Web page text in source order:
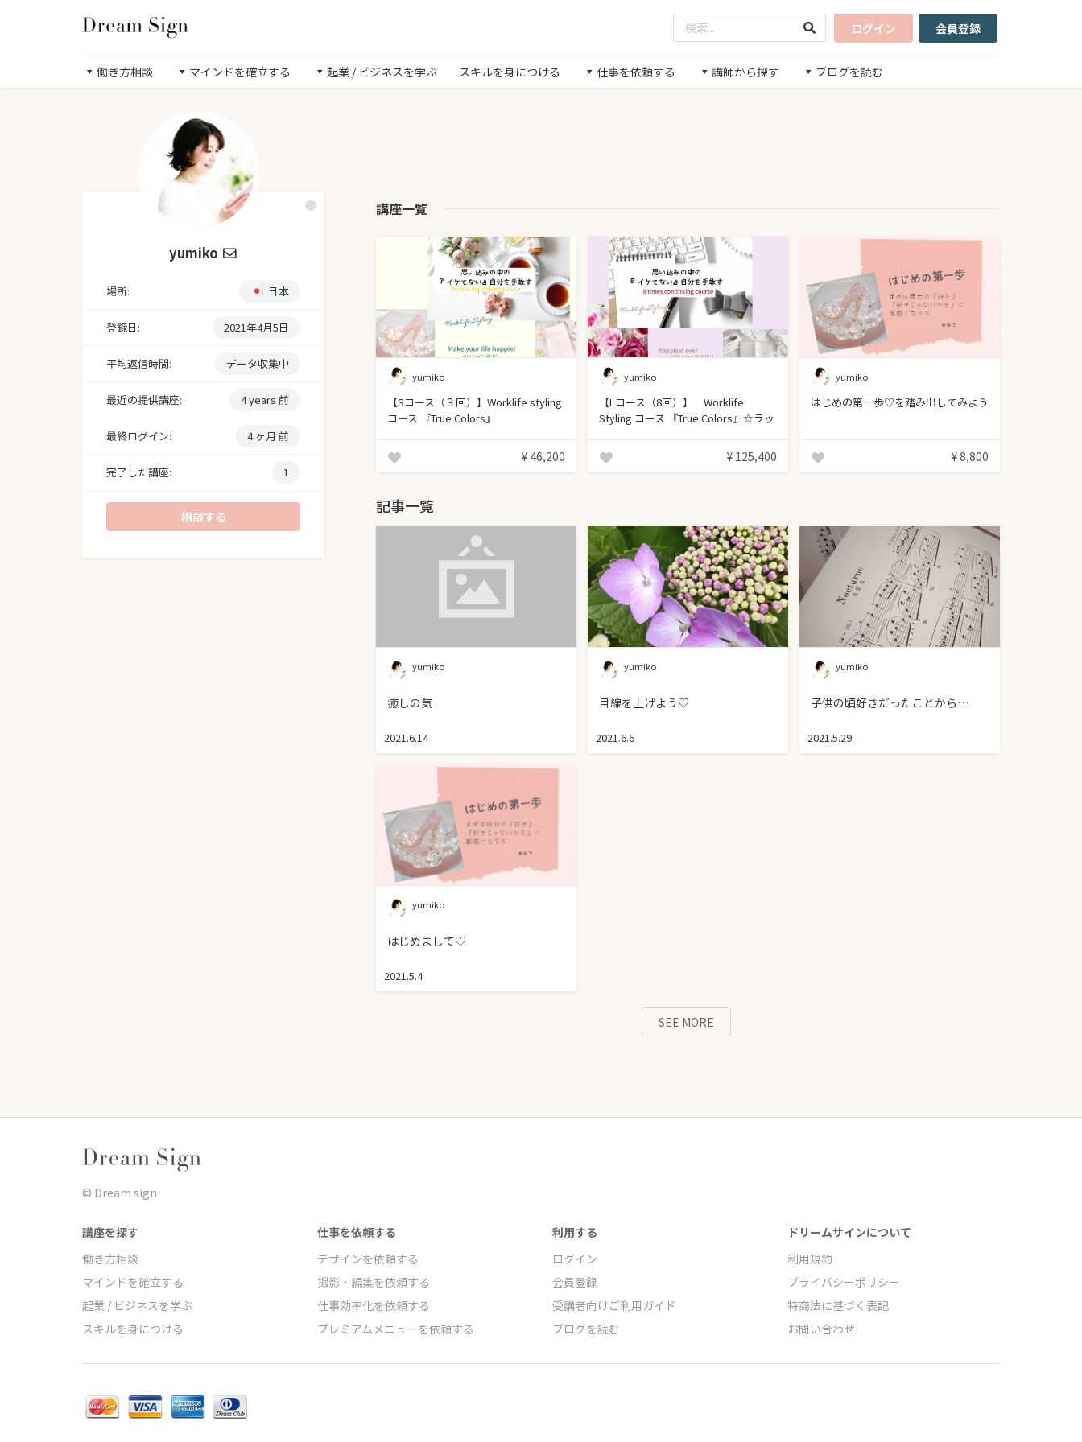
ログイン 会員登録
働き方相談 マインドを確立する 起業 / ビジネスを学ぶ スキルを身につける 仕事を依頼する 講師から探す ブログを読む
yumiko
場所: 日本
登録日: 2021年4月5日
平均返信時間: データ収集中
最近の提供講座: 4 years 前
最終ログイン: 4 ヶ月 前
完了した講座: 1
相談する
講座一覧
yumiko
【Sコース（３回）】Worklife styling
コース 『True Colors』
¥ 46,200
yumiko
【Lコース（8回）】 Worklife
Styling コース 『True Colors』☆ラッ
¥ 125,400
yumiko
はじめの第一歩♡を踏み出してみよう
¥ 8,800
記事一覧
yumiko
癒しの気
2021.6.14
yumiko
目線を上げよう♡
2021.6.6
yumiko
子供の頃好きだったことから…
2021.5.29
yumiko
はじめまして♡
2021.5.4
SEE MORE
©︎ Dream sign
講座を探す
働き方相談
マインドを確立する
起業 / ビジネスを学ぶ
スキルを身につける
仕事を依頼する
デザインを依頼する
撮影・編集を依頼する
仕事効率化を依頼する
プレミアムメニューを依頼する
利用する
ログイン
会員登録
受講者向けご利用ガイド
ブログを読む
ドリームサインについて
利用規約
プライバシーポリシー
特商法に基づく表記
お問い合わせ